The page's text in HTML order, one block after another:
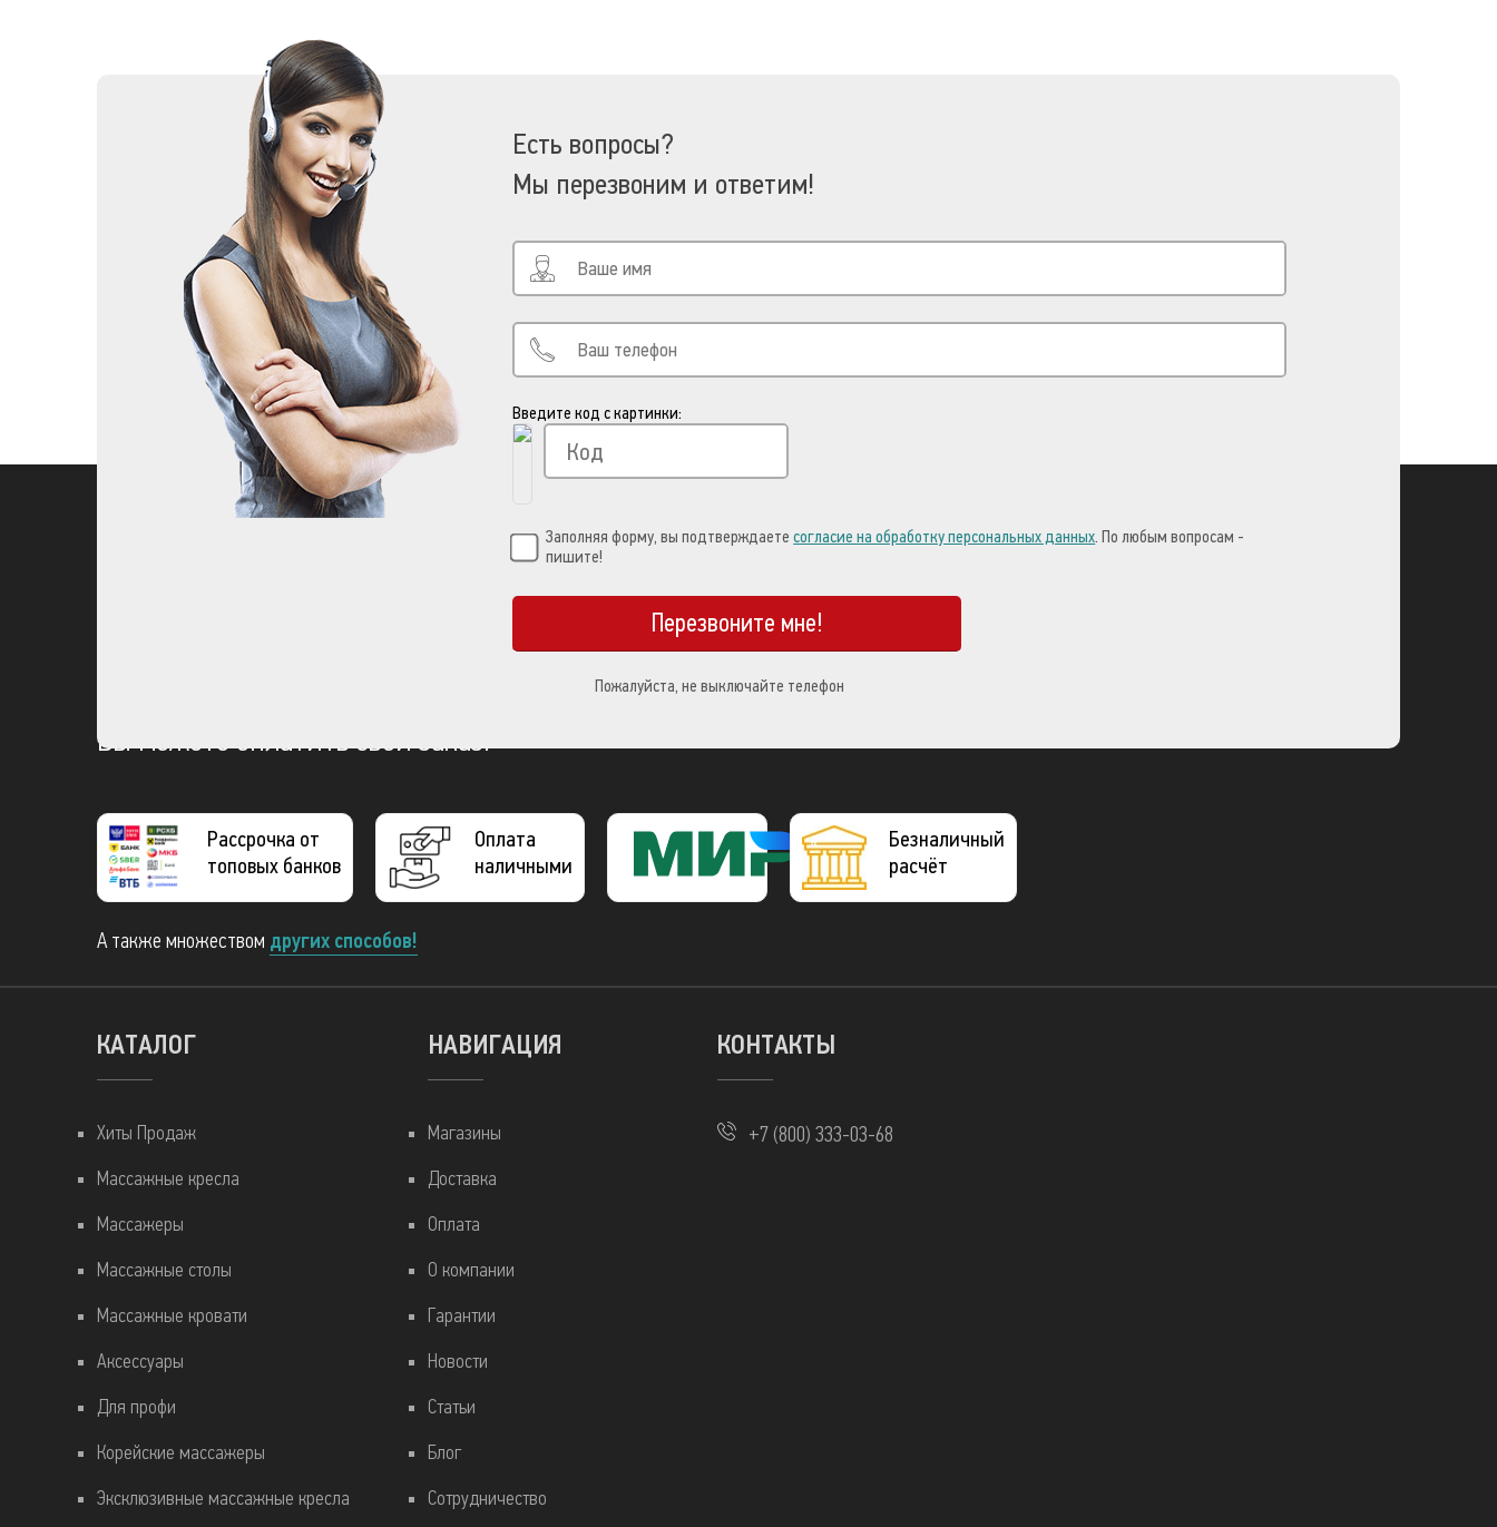
Добавить в сравнение
Есть вопросы?
Мы перезвоним и ответим!
Введите код с картинки:
Заполняя форму, вы подтверждаетесогласие на обработку персональных данных. По любым вопросам -
пишите!
Перезвоните мне!
Пожалуйста, не выключайте телефон
Вы можете оплатить свой заказ:
Рассрочка от
топовых банков
Оплата
наличными
Платежная
система
МИР
Безналичный
расчёт
А также множеством других способов!
КАТАЛОГ
Хиты Продаж
Массажные кресла
Массажеры
Массажные столы
Массажные кровати
Аксессуары
Для профи
Корейские массажеры
Эксклюзивные массажные кресла
НАВИГАЦИЯ
Магазины
Доставка
Оплата
О компании
Гарантии
Новости
Статьи
Блог
Сотрудничество
КОНТАКТЫ
+7 (800) 333-03-68